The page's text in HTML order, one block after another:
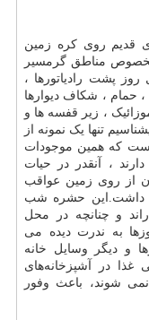
قدیم روی کره زمین
بخصوص مناطق گرمسیر
پشت رادیاتورها ،
حمام ، شکاف دیوارها
، زیر قفسه ها و
تنها یک نمونه از
که همین موجودات
، آنقدر در حیات
از روی زمین عواقب
داشت.این حشره شب
و چنانچه در محل
به ندرت دیده می
و دیگر وسایل خانه
غذا در آشپزخانه‌های
‌شوند، باعث وفور